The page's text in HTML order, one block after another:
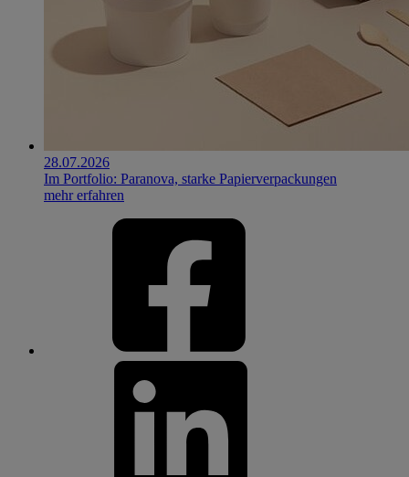
28.07.2026
Im Portfolio: Paranova, starke Papierverpackungen
mehr erfahren